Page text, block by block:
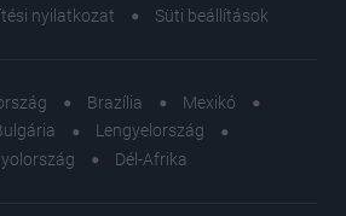
nyilatkozat
Süti beállítások
Brazília
Mexikó
Lengyelország
Dél-Afrika